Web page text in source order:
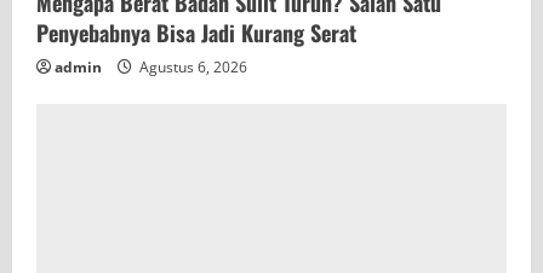
Penyebabnya Bisa Jadi Kurang Serat
admin Agustus 6, 2026